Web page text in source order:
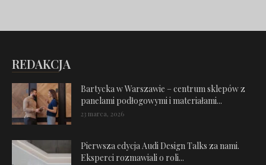
REDAKCJA
Bartycka w Warszawie – centrum sklepów z
panelami podłogowymi i materiałami...
23 marca, 2026
Pierwsza edycja Audi Design Talks za nami.
Eksperci rozmawiali o roli...